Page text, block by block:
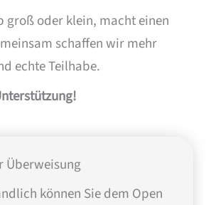
groß oder klein, macht einen
schaffen wir mehr
echte Teilhabe.
Überweisung
können Sie dem Open